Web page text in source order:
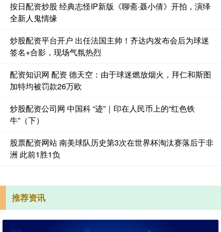
按日配资炒股 经典志怪IP新版《聊斋·聂小倩》开拍，演绎
全新人鬼情缘
炒股配资平台开户 出任法国主帅！齐达内发布会后为球迷
签名+合影，现场气氛热烈
配资知识网 配资 德天空：由于球迷燃放烟火，拜仁和斯图
加特均被罚款26万欧
炒股配资公司网 中国科 “迹”｜印在人民币上的“红色铁
牛”（下）
股票配资网站 南美球队历史第3次在世界杯淘汰赛落后于非
洲 此前1胜1负
推荐资讯